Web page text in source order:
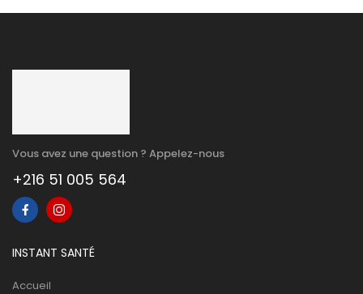
Vous avez une question ? Appelez-nous
+216 51 005 564
INSTANT SANTÉ
Accueil